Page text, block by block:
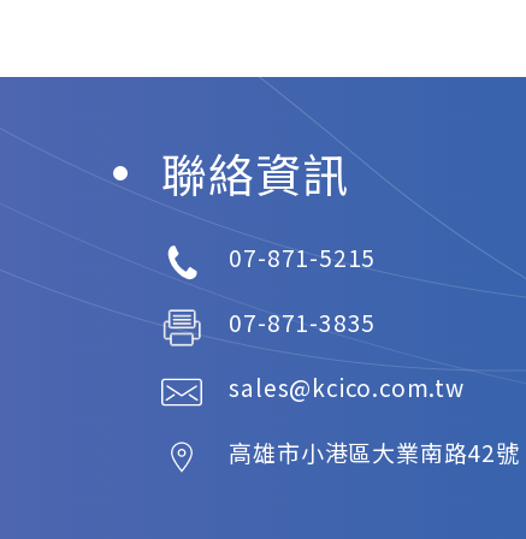
聯絡資訊
07-871-5215
07-871-3835
sales@kcico.com.tw
高雄市小港區大業南路42號